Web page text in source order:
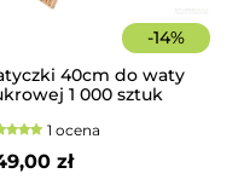
-14%
40cm do waty
1 000 sztuk
1 ocena
zł